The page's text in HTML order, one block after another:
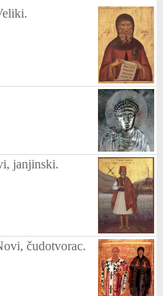
janjinski.
čudotvorac.